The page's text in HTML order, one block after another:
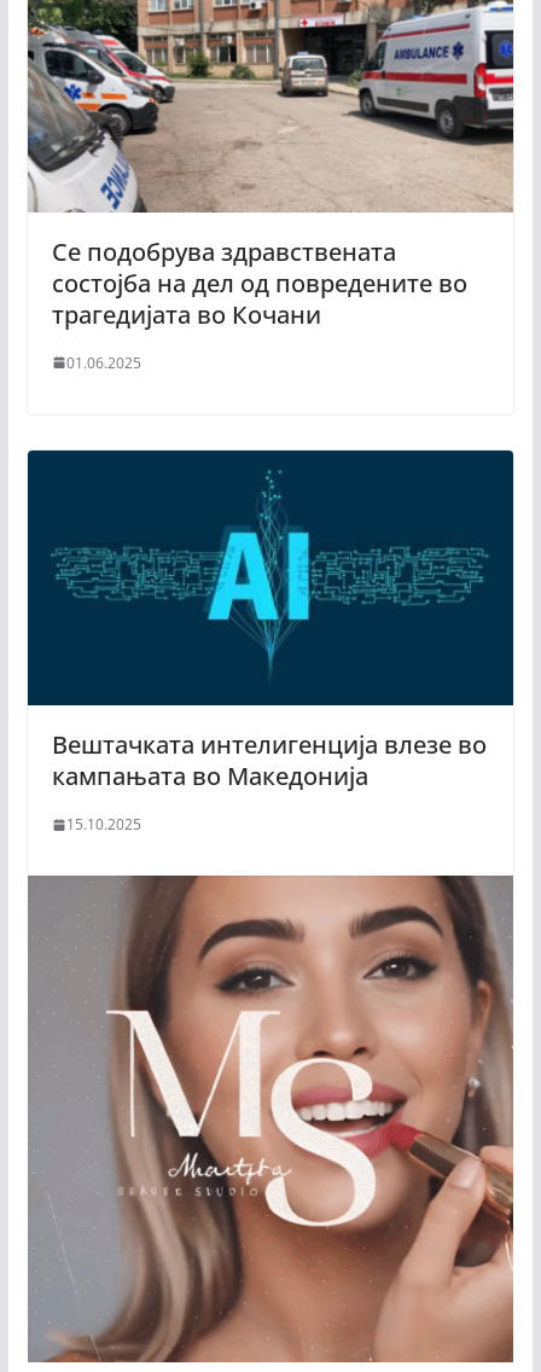
Се подобрува здравствената
состојба на дел од повредените во
трагедијата во Кочани
01.06.2025
Вештачката интелигенција влезе во
кампањата во Македонија
15.10.2025